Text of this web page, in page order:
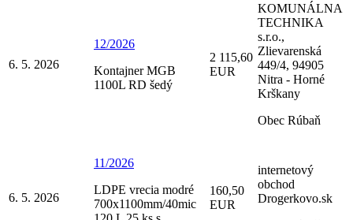
6. 5. 2026
12/2026
Kontajner MGB
1100L RD šedý
2 115,60
EUR
KOMUNÁLNA
TECHNIKA
s.r.o.,
Zlievarenská
449/4, 94905
Nitra - Horné
Krškany
Obec Rúbaň
6. 5. 2026
11/2026
LDPE vrecia modré
700x1100mm/40mic
160,50
EUR
internetový
obchod
Drogerkovo.sk